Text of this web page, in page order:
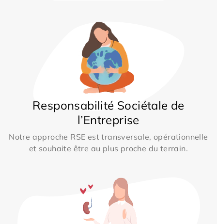
Responsabilité Sociétale de
l’Entreprise
Notre approche RSE est transversale, opérationnelle
et souhaite être au plus proche du terrain.